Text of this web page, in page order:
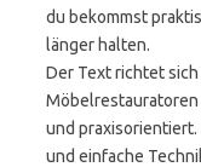
du bekommst
länger halten.
Der Text richtet sich
Möbelrestauratoren
und
und einfache